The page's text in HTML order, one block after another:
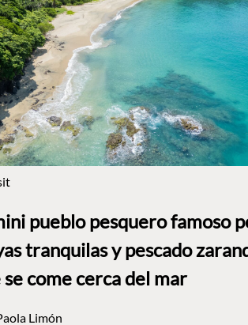
pueblo pesquero famoso
tranquilas y pescado
se come cerca del mar
Limón